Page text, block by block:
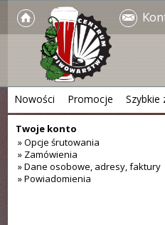
Nowości Promocje Szybkie
Twoje konto
» Opcje śrutowania
» Zamówienia
» Dane osobowe, adresy, faktury
» Powiadomienia